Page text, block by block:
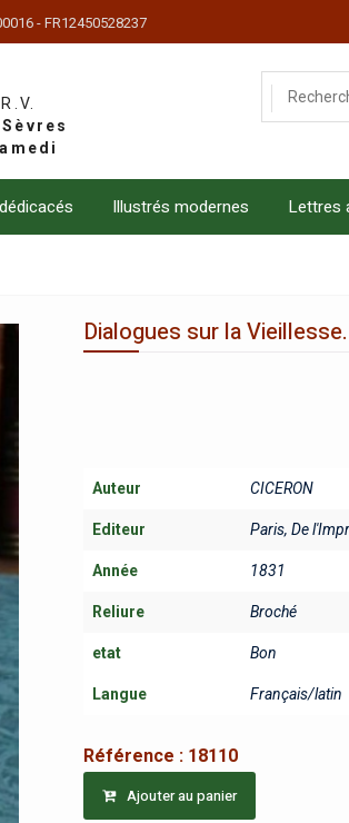
- FR12450528237
Illustrés modernes Lettres
Dialogues sur la Vieillesse.
Auteur CICERON
Editeur Paris, De
Année 1831
Reliure Broché
etat Bon
Langue Français/latin
Référence : 18110
Ajouter au panier